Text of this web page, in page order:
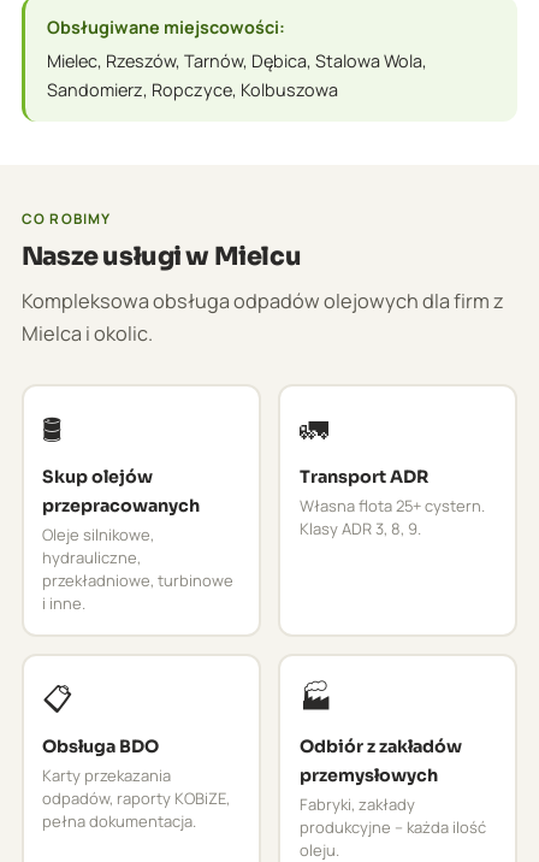
Obsługiwane miejscowości:
Mielec, Rzeszów, Tarnów, Dębica, Stalowa Wola,
Sandomierz, Ropczyce, Kolbuszowa
CO ROBIMY
Nasze usługi w Mielcu
Kompleksowa obsługa odpadów olejowych dla firm z
Mielca i okolic.
🛢️
Skup olejów
przepracowanych
Oleje silnikowe,
hydrauliczne,
przekładniowe, turbinowe
i inne.
🚛
Transport ADR
Własna flota 25+ cystern.
Klasy ADR 3, 8, 9.
📋
Obsługa BDO
Karty przekazania
odpadów, raporty KOBiZE,
pełna dokumentacja.
🏭
Odbiór z zakładów
przemysłowych
Fabryki, zakłady
produkcyjne – każda ilość
oleju.